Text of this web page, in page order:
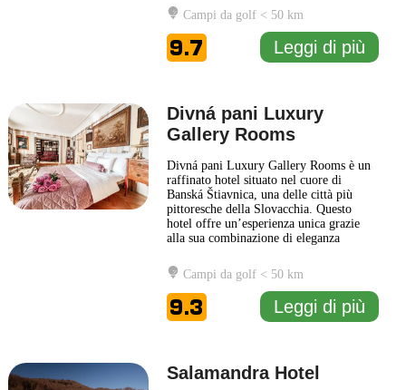
un'elegante architettura, il Boutique
Hotel ERB unisce comfort moderni a
dettagli tradizionali, creando
un'atmosfera accogliente... Leggi di più
Campi da golf < 50 km
9.7 Leggi di più
Divná pani Luxury
Gallery Rooms
Divná pani Luxury Gallery Rooms è un
raffinato hotel situato nel cuore di
Banská Štiavnica, una delle città più
pittoresche della Slovacchia. Questo
hotel offre un’esperienza unica grazie
alla sua combinazione di eleganza
è progettata con attenzione ai dettagli,
riflettendo l’arte e la cultura locali,
creando un’atmosfera intima e
accogliente per gli ospiti. La... Leggi di
più
Campi da golf < 50 km
9.3 Leggi di più
Salamandra Hotel